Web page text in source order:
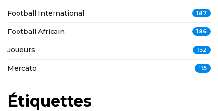
Football International 187
Football Africain 186
Joueurs 162
Mercato 115
Étiquettes